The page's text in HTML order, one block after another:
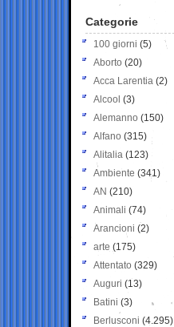
Categorie
100 giorni (5)
Aborto (20)
Acca Larentia (2)
Alcool (3)
Alemanno (150)
Alfano (315)
Alitalia (123)
Ambiente (341)
AN (210)
Animali (74)
Arancioni (2)
arte (175)
Attentato (329)
Auguri (13)
Batini (3)
Berlusconi (4.295)